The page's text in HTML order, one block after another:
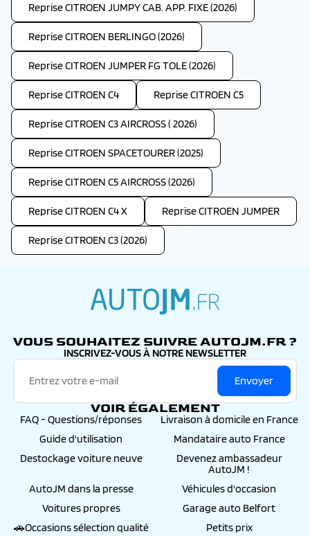
Reprise CITROEN JUMPY CAB. APP. FIXE (2026)
Reprise CITROEN BERLINGO (2026)
Reprise CITROEN JUMPER FG TOLE (2026)
Reprise CITROEN C4 Reprise CITROEN C5
Reprise CITROEN C3 AIRCROSS ( 2026)
Reprise CITROEN SPACETOURER (2025)
Reprise CITROEN C5 AIRCROSS (2026)
Reprise CITROEN C4 X Reprise CITROEN JUMPER
Reprise CITROEN C3 (2026)
VOUS SOUHAITEZ SUIVRE AUTOJM.FR ?
INSCRIVEZ-VOUS À NOTRE NEWSLETTER
Envoyer
VOIR ÉGALEMENT
FAQ - Questions/réponses
Livraison à domicile en France
Guide d'utilisation
Mandataire auto France
Destockage voiture neuve
Devenez ambassadeur
AutoJM !
AutoJM dans la presse
Véhicules d'occasion
Voitures propres
Garage auto Belfort
🚗Occasions sélection qualité
Petits prix